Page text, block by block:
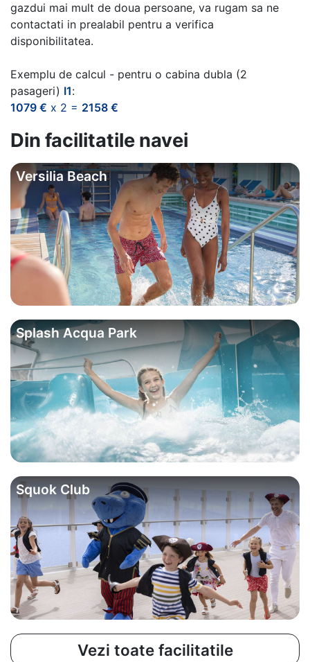
gazdui mai mult de doua persoane, va rugam sa ne
contactati in prealabil pentru a verifica
disponibilitatea.
Exemplu de calcul - pentru o cabina dubla (2
pasageri) I1:
1079 € x 2 = 2158 €
Din facilitatile navei
Versilia Beach
Splash Acqua Park
Squok Club
Vezi toate facilitatile